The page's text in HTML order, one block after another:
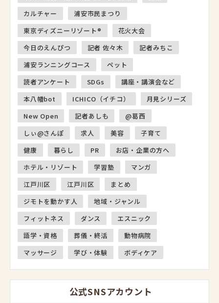
カルチャー
浦安市民まつり
東京ディズニーリゾート®
花火大会
今日のえんぴつ
記者 佐々木
記者みちこ
浦安ランニングコース
ペット
読者アンケート
SDGs
講座・講演会など
本八幡bot
ICHICO（イチコ）
月見シリーズ
New Open
記者あしも
@葛西
しぃ@さんぽ
求人 美容
子育て
健康
暮らし PR
お店・企業の方へ
ホテル・リゾート
学習塾
マンガ
江戸川区
江戸川区
まとめ
ジモトを動かす人
地域・ジャンル
フィットネス
ダンス
エスニック
語学・資格
葬儀・終活
動物病院
マッサージ
学び・体験 ボディケア
公式SNSアカウント